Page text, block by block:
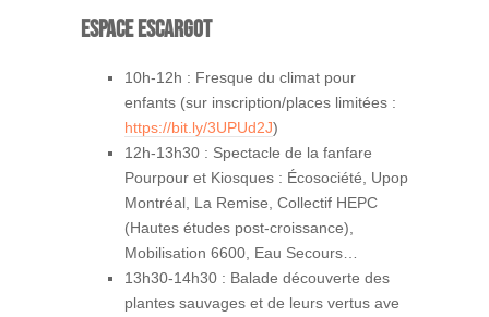
ESPACE ESCARGOT
10h-12h : Fresque du climat pour
enfants (sur inscription/places limitées :
https://bit.ly/3UPUd2J)
12h-13h30 : Spectacle de la fanfare
Pourpour et Kiosques : Écosociété, Upop
Montréal, La Remise, Collectif HEPC
(Hautes études post-croissance),
Mobilisation 6600, Eau Secours…
13h30-14h30 : Balade découverte des
plantes sauvages et de leurs vertus ave